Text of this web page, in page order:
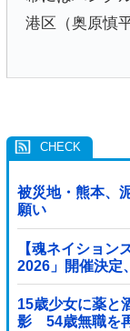
港区（奥原慎
被災地・熊本、
願い
【魂ネイション
2026」開催決定
15歳少女に薬と
影 54歳無職を